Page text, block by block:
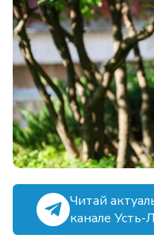
Читай
канале